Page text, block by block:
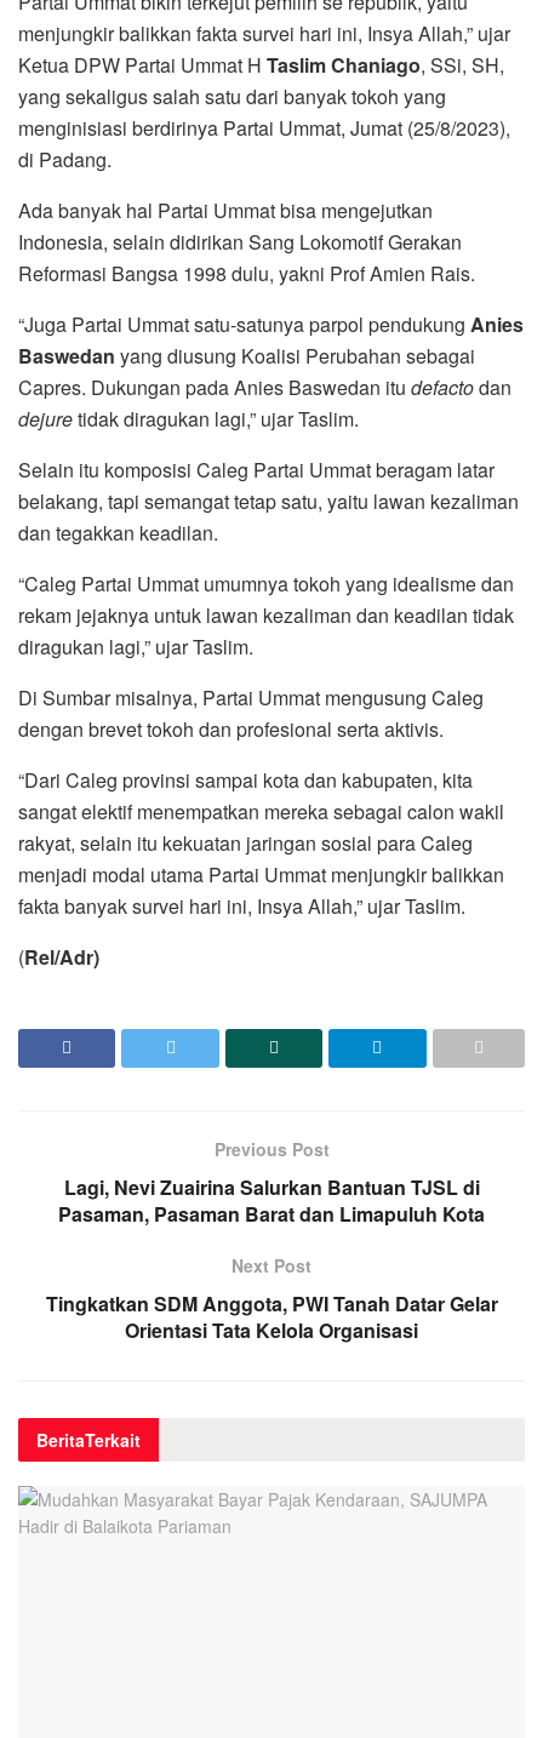
menjungkir balikkan fakta survei hari ini, Insya Allah,” ujar
Ketua DPW Partai Ummat H Taslim Chaniago, SSi, SH,
yang sekaligus salah satu dari banyak tokoh yang
menginisiasi berdirinya Partai Ummat, Jumat (25/8/2023),
di Padang.
Ada banyak hal Partai Ummat bisa mengejutkan
Indonesia, selain didirikan Sang Lokomotif Gerakan
Reformasi Bangsa 1998 dulu, yakni Prof Amien Rais.
“Juga Partai Ummat satu-satunya parpol pendukung Anies
Baswedan yang diusung Koalisi Perubahan sebagai
Capres. Dukungan pada Anies Baswedan itu defactodan
dejuretidak diragukan lagi,” ujar Taslim.
Selain itu komposisi Caleg Partai Ummat beragam latar
belakang, tapi semangat tetap satu, yaitu lawan kezaliman
dan tegakkan keadilan.
“Caleg Partai Ummat umumnya tokoh yang idealisme dan
rekam jejaknya untuk lawan kezaliman dan keadilan tidak
diragukan lagi,” ujar Taslim.
Di Sumbar misalnya, Partai Ummat mengusung Caleg
dengan brevet tokoh dan profesional serta aktivis.
“Dari Caleg provinsi sampai kota dan kabupaten, kita
sangat elektif menempatkan mereka sebagai calon wakil
rakyat, selain itu kekuatan jaringan sosial para Caleg
menjadi modal utama Partai Ummat menjungkir balikkan
fakta banyak survei hari ini, Insya Allah,” ujar Taslim.
(Rel/Adr)
Previous Post
Lagi, Nevi Zuairina Salurkan Bantuan TJSL di
Pasaman, Pasaman Barat dan Limapuluh Kota
Next Post
Tingkatkan SDM Anggota, PWI Tanah Datar Gelar
Orientasi Tata Kelola Organisasi
BeritaTerkait